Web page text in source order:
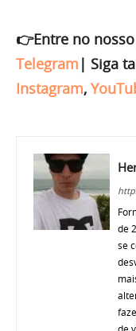
👉Entre no
Telegram | Siga
Instagram,
de
se
de